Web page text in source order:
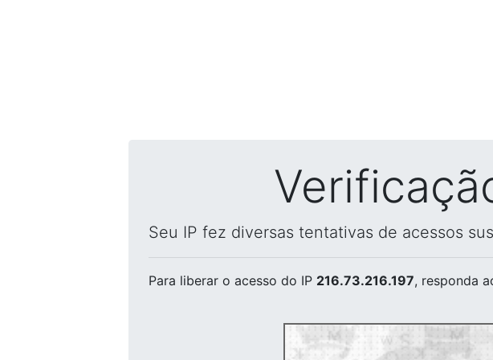
Seu IP fez diversas tentativas de acessos
Para liberar o acesso do IP 216.73.216.197, responda